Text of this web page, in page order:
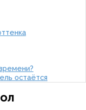
остаётся